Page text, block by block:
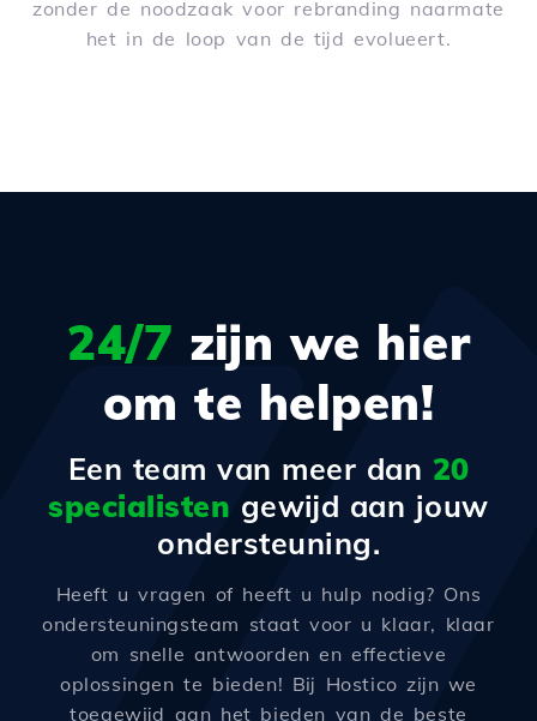
zonder de noodzaak voor rebranding naarmate
het in de loop van de tijd evolueert.
24/7 zijn we hier
om te helpen!
Een team van meer dan 20
specialisten gewijd aan jouw
ondersteuning.
Heeft u vragen of heeft u hulp nodig? Ons
ondersteuningsteam staat voor u klaar, klaar
om snelle antwoorden en effectieve
oplossingen te bieden! Bij Hostico zijn we
toegewijd aan het bieden van de beste